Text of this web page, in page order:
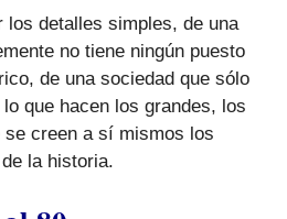
los detalles simples, de una
no tiene ningún puesto
de una sociedad que sólo
que hacen los grandes, los
se creen a sí mismos los
la historia.